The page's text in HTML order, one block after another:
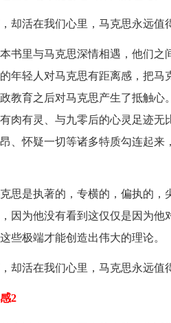
却活在我们心里，马克思永远值
书里与马克思深情相遇，他们之
的年轻人对马克思有距离感，把
教育之后对马克思产生了抵触
肉有灵、与九零后的心灵足迹
、怀疑一切等诸多特质勾连起
思是执著的，专横的，偏执的
因为他没有看到这仅仅是因为
些极端才能创造出伟大的理论。
却活在我们心里，马克思永远值
2